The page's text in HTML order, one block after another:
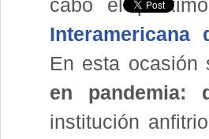
cabo el
Interamericana
En esta ocasión
en pandemia:
institución